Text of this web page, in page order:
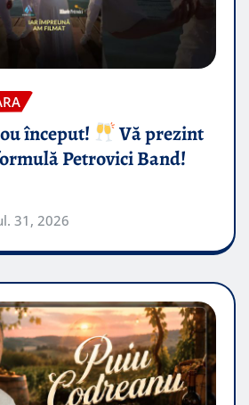
început!
Vă prezint
Petrovici Band!
31, 2026